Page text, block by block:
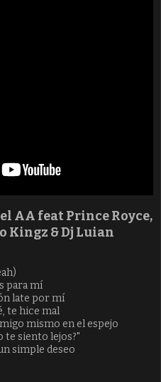
AA feat Prince Royce,
Kingz & Dj Luian
para mí
late por mí
te hice mal
mismo en el espejo
te siento lejos?"
simple deseo